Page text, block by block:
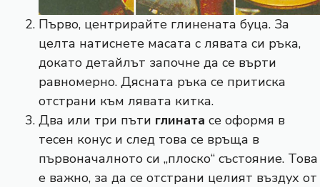
Първо, центрирайте глинената буца. За
целта натиснете масата с лявата си ръка,
докато детайлът започне да се върти
равномерно. Дясната ръка се притиска
отстрани към лявата китка.
Два или три пъти глината се оформя в
тесен конус и след това се връща в
първоначалното си „плоско“ състояние. Това
е важно, за да се отстрани целият въздух от